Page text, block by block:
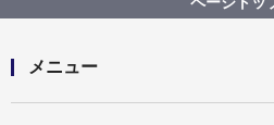
制度（指定医・指定医療機
メニュー